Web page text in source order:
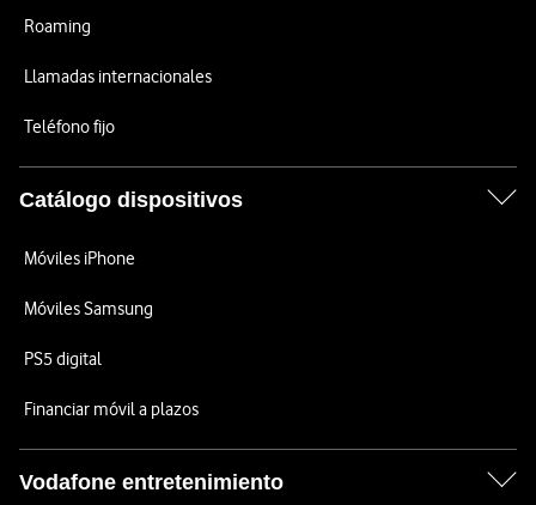
Roaming
Llamadas internacionales
Teléfono fijo
Catálogo dispositivos
Móviles iPhone
Móviles Samsung
PS5 digital
Financiar móvil a plazos
Vodafone entretenimiento